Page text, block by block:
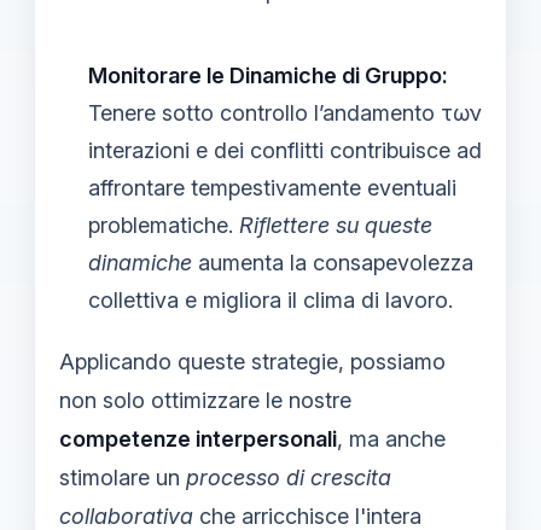
Monitorare le Dinamiche di Gruppo:
Tenere sotto controllo l’andamento των
interazioni e dei conflitti contribuisce ad
affrontare tempestivamente eventuali
problematiche. Riflettere su queste
dinamiche aumenta la consapevolezza
collettiva e migliora il clima di lavoro.
Applicando queste strategie, possiamo
non solo ottimizzare le nostre
competenze interpersonali, ma anche
stimolare un processo di crescita
collaborativa che arricchisce l'intera